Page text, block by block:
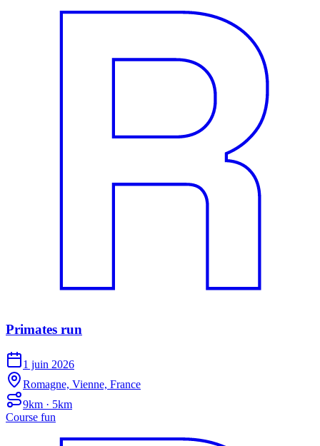
Primates run
1 juin 2026
Romagne, Vienne, France
9km · 5km
Course fun